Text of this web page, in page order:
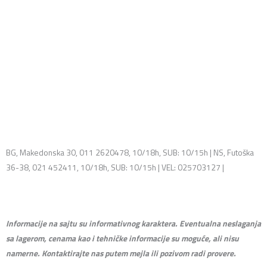
BG, Makedonska 30, 011 2620478, 10/18h, SUB: 10/15h | NS, Futoška
36-38, 021 452411, 10/18h, SUB: 10/15h | VEL: 025703127 |
Informacije na sajtu su informativnog karaktera. Eventualna neslaganja
sa lagerom, cenama kao i tehničke informacije su moguće, ali nisu
namerne. Kontaktirajte nas putem mejla ili pozivom radi provere.